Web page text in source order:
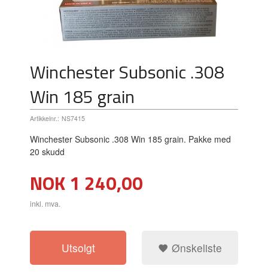
Winchester Subsonic .308
Win 185 grain
Artikkelnr.: NS7415
Winchester Subsonic .308 Win 185 grain. Pakke med
20 skudd
Pris
NOK1 240,00
inkl. mva.
Utsolgt Ønskeliste